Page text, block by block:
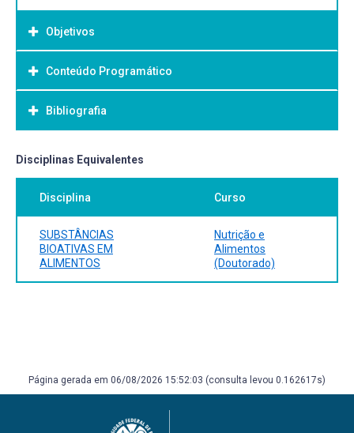
Objetivos
Objetivo Geral:
Conteúdo Programático
Bibliografia
Bibliografia Básica:
Disciplinas Equivalentes
Disciplina Curso
SUBSTÂNCIAS
BIOATIVAS EM
ALIMENTOS
Nutrição e
Alimentos
(Doutorado)
Página gerada em 06/08/2026 15:52:03 (consulta levou 0.162617s)